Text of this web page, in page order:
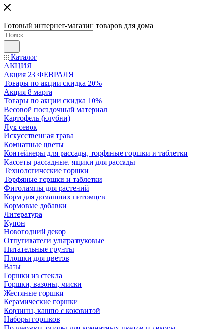
Готовый интернет-магазин товаров для дома
Каталог
АКЦИЯ
Акция 23 ФЕВРАЛЯ
Товары по акции скидка 20%
Акция 8 марта
Товары по акции скидка 10%
Весовой посадочный материал
Картофель (клубни)
Лук севок
Искусственная трава
Комнатные цветы
Контейнеры для рассады, торфяные горшки и таблетки
Кассеты рассадные, ящики для рассады
Технологические горшки
Торфяные горшки и таблетки
Фитолампы для растений
Корм для домашних питомцев
Кормовые добавки
Литература
Купон
Новогодний декор
Отпугиватели ультразвуковые
Питательные грунты
Плошки для цветов
Вазы
Горшки из стекла
Горшки, вазоны, миски
Жестяные горшки
Керамические горшки
Корзины, кашпо с коковитой
Наборы горшков